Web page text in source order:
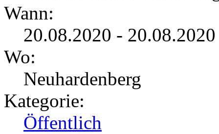
Wann:
20.08.2020 -
Wo:
Neuhardenberg
Kategorie:
Öffentlich